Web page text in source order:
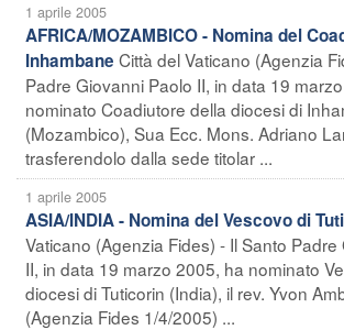
1 aprile 2005
AFRICA/MOZAMBICO - Nomina del
Inhambane Città del Vaticano (Agenzia
Padre Giovanni Paolo II, in data 19
nominato Coadiutore della diocesi di
(Mozambico), Sua Ecc. Mons. Adriano
trasferendolo dalla sede titolar ...
1 aprile 2005
ASIA/INDIA - Nomina del Vescovo di
Vaticano (Agenzia Fides) - Il Santo
II, in data 19 marzo 2005, ha nominato
diocesi di Tuticorin (India), il rev. Yvon
(Agenzia Fides 1/4/2005) ...